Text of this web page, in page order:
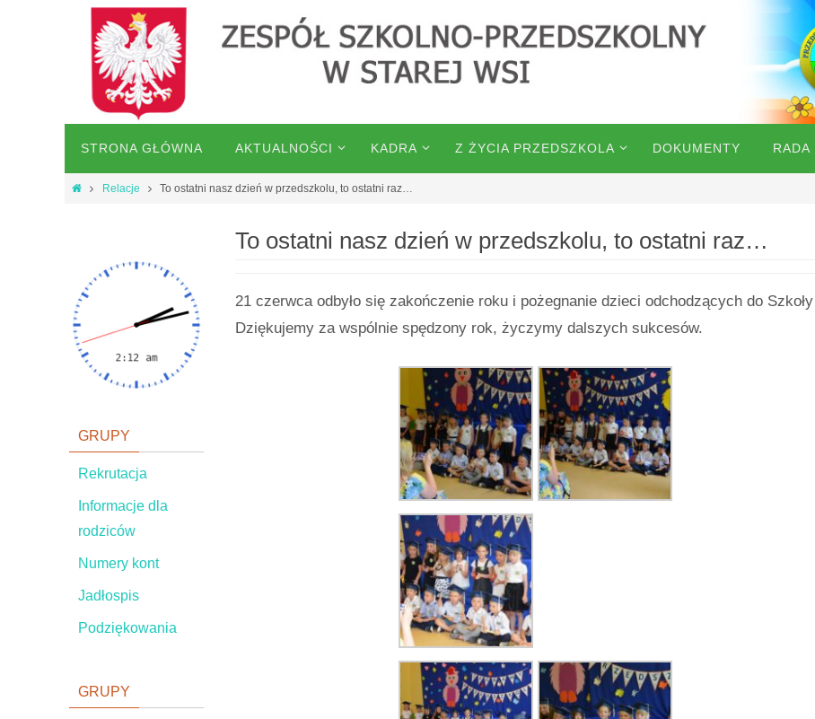
STRONA GŁÓWNA AKTUALNOŚCI KADRA Z ŻYCIA PRZEDSZKOLA DOKUMENTY RADA
Relacje To ostatni nasz dzień w przedszkolu, to ostatni raz…
To ostatni nasz dzień w przedszkolu, to ostatni raz…
21 czerwca odbyło się zakończenie roku i pożegnanie dzieci odchodzących do
Dziękujemy za wspólnie spędzony rok, życzymy dalszych sukcesów.
GRUPY
Rekrutacja
Informacje dla
rodziców
Numery kont
Jadłospis
Podziękowania
GRUPY